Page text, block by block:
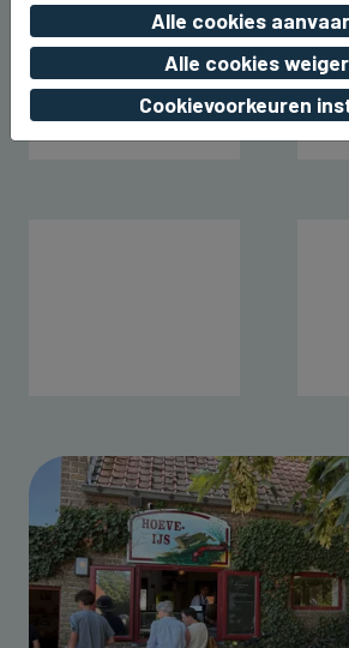
Alle cookies
Alle cookies
Cookievoorkeuren